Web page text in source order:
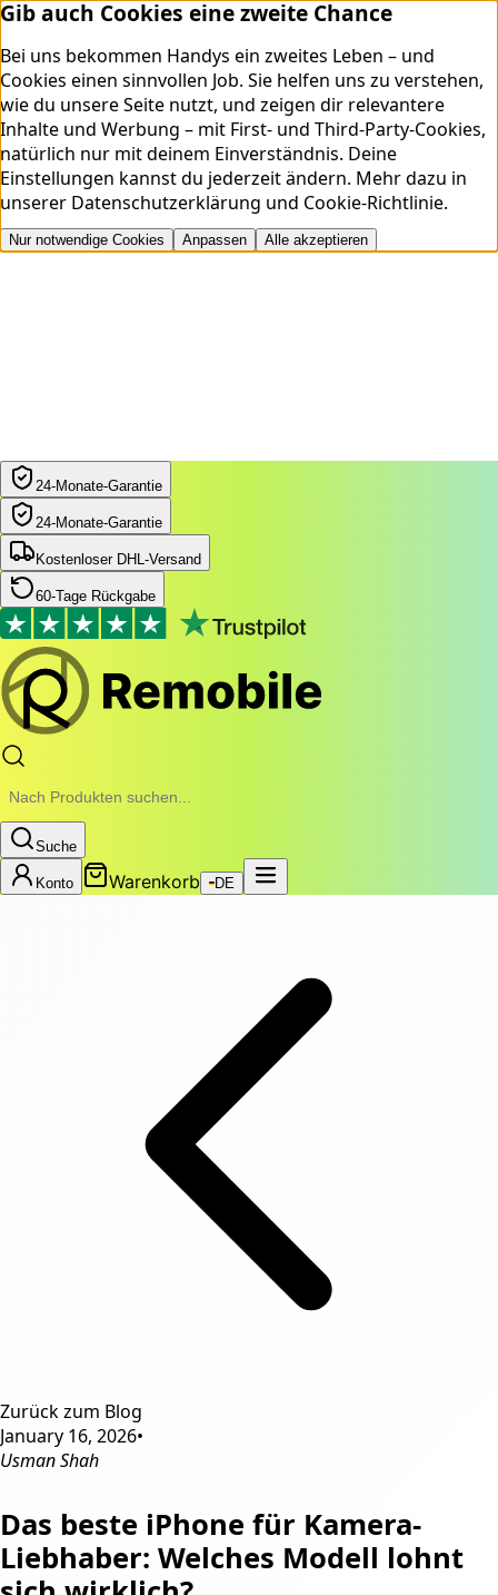
Gib auch Cookies eine zweite Chance
Bei uns bekommen Handys ein zweites Leben – und
Cookies einen sinnvollen Job. Sie helfen uns zu verstehen,
wie du unsere Seite nutzt, und zeigen dir relevantere
Inhalte und Werbung – mit First- und Third-Party-Cookies,
natürlich nur mit deinem Einverständnis. Deine
Einstellungen kannst du jederzeit ändern. Mehr dazu in
unserer Datenschutzerklärung und Cookie-Richtlinie.
Nur notwendige Cookies Anpassen Alle akzeptieren
24‑Monate‑Garantie
24‑Monate‑Garantie
Kostenloser DHL-Versand
60-Tage Rückgabe
Suche
Konto Warenkorb DE
Zurück zum Blog
January 16, 2026•
Usman Shah
Das beste iPhone für Kamera-
Liebhaber: Welches Modell lohnt